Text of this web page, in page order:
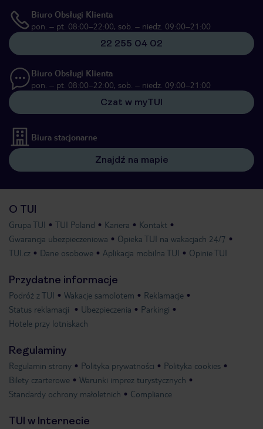
Biuro Obsługi Klienta
pon. – pt. 08:00–22:00, sob. – niedz. 09:00–21:00
22 255 04 02
Biuro Obsługi Klienta
pon. – pt. 08:00–22:00, sob. – niedz. 09:00–21:00
Czat w myTUI
Biura stacjonarne
Znajdź na mapie
O TUI
Grupa TUI TUI Poland Kariera
Kontakt
Gwarancja ubezpieczeniowa
Opieka TUI na wakacjach 24/7
TUI.cz
Dane osobowe Aplikacja mobilna TUI Opinie TUI
Przydatne informacje
Podróż z TUI Wakacje samolotem
Reklamacje
Status reklamacji
Ubezpieczenia
Parkingi
Hotele przy lotniskach
Regulaminy
Regulamin strony Polityka prywatności
Polityka cookies
Bilety czarterowe
Warunki imprez turystycznych
Standardy ochrony małoletnich
Compliance
TUI w Internecie